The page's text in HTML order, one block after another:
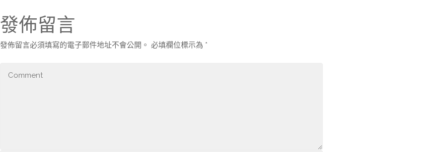
發佈留言
發佈留言必須填寫的電子郵件地址不會公開。 必填欄位標示為 *